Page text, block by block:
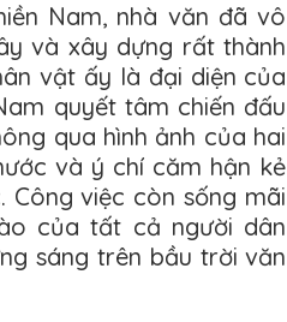
Nam, nhà văn đã vô
và xây dựng rất thành
vật ấy là đại diện của
quyết tâm chiến đấu
qua hình ảnh của hai
và ý chí căm hận kẻ
việc còn sống mãi
của tất cả người dân
sáng trên bầu trời văn